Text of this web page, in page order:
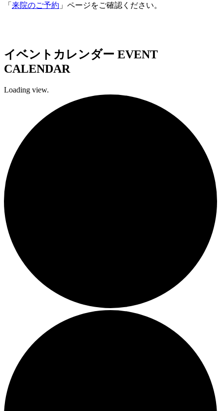
「 来院のご予約 」ページをご確認ください。
イベントカレンダー EVENT
CALENDAR
Loading view.